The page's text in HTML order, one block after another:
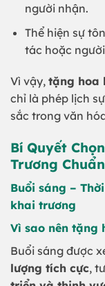
người nhận.
Thể hiện sự
tác hoặc
Vì vậy, tặng hoa
chỉ là phép lịch
sắc trong văn
Bí Quyết
Trương
Buổi sáng –
khai trương
Vì sao nên tặng
Buổi sáng được
lượng tích cực,